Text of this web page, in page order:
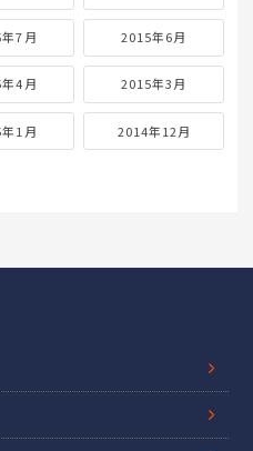
7月 2015年6月
4月 2015年3月
1月 2014年12月